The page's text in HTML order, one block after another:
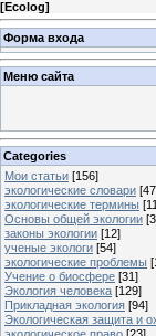
[Ecolog]
Форма входа
Меню сайта
Categories
Мои статьи [156]
экологические словари
экологические термины
Основы общей экологии
законы экологии [12]
ученые экологи [54]
экологические проблемы
Учение о биосфере [31]
Экология человека [129]
Прикладная экология [94]
Экологическая защита и